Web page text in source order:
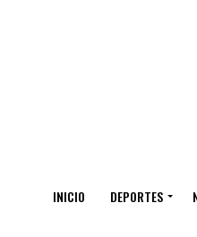
INICIO DEPORTES